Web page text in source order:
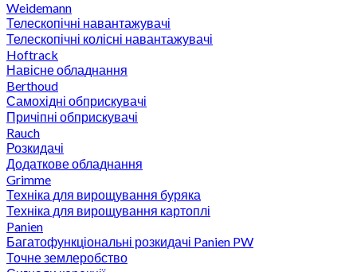
Weidemann
Телескопічні навантажувачі
Телескопічні колісні навантажувачі
Hoftrack
Навісне обладнання
Berthoud
Самохідні обприскувачі
Причіпні обприскувачі
Rauch
Розкидачі
Додаткове обладнання
Grimme
Техніка для вирощування буряка
Техніка для вирощування картоплі
Panien
Багатофункціональні розкидачі Panien PW
Точне землеробство